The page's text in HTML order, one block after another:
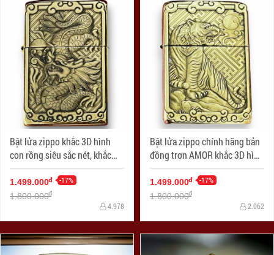
Bật lửa zippo khắc 3D hình
con rồng siêu sắc nét, khắc
trên bản đồng trơn nguyên
khối
1.499.000đ -17%
1.800.000đ
4.978
Bật lửa zippo chính hãng bản
đồng trơn AMOR khắc 3D hình
tuổi hổ siêu sắc nét
1.499.000đ -17%
1.800.000đ
2.062